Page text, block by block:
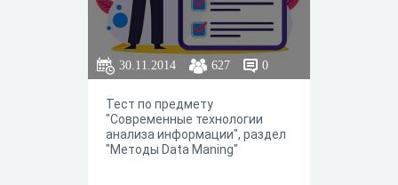
30.11.2014 627 0
Тест по предмету
"Современные технологии
анализа информации", раздел
"Методы Data Maning"